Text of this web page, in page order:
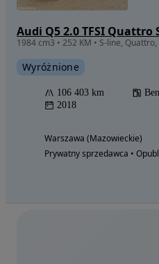
Audi Q5 2.0 TFSI Quattro
1984 cm3 • 252 KM • S-line,
Wyróżnione
106 403 km
2018
Warszawa (Mazowieckie)
Prywatny sprzedawca •